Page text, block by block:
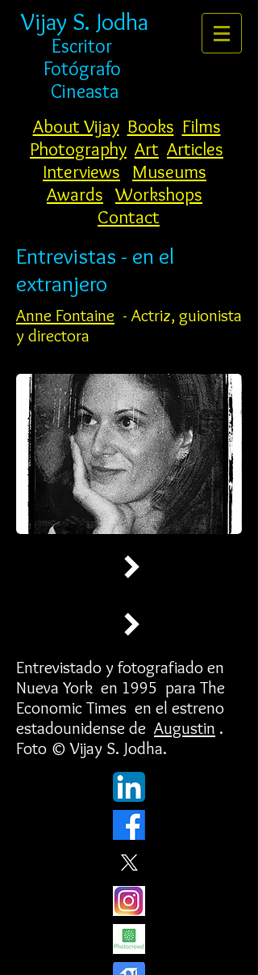
Vijay S. Jodha
Escritor
Fotógrafo
Cineasta
About Vijay Books Films
Photography Art Articles
Interviews
Museums
Awards Workshops
Contact
Entrevistas - en el
extranjero
Anne Fontaine - Actriz, guionista
y directora
Entrevistado y fotografiado en
Nueva York en 1995 para The
Economic Times en el estreno
estadounidense de Augustin .
Foto © Vijay S. Jodha.